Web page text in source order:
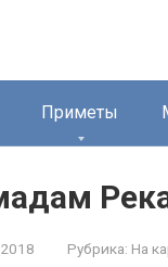
Приметы
Рубрика: На